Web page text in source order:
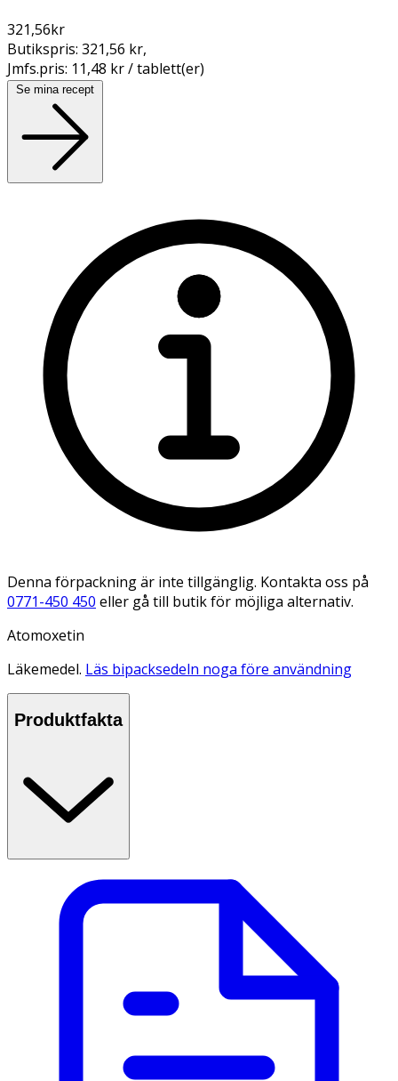
321,56kr
Butikspris: 321,56 kr,
Jmfs.pris: 11,48 kr / tablett(er)
Se mina recept
Denna förpackning är inte tillgänglig. Kontakta oss på
0771-450 450 eller gå till butik för möjliga alternativ.
Atomoxetin
Läkemedel. Läs bipacksedeln noga före användning
Produktfakta